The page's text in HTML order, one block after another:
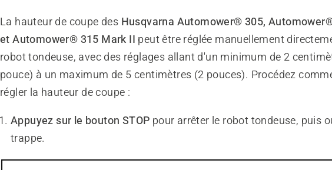
La hauteur de coupe des Husqvarna Automower® 305,
et Automower® 315 Mark II peut être réglée manuellement
robot tondeuse, avec des réglages allant d'un minimum de 2
pouce) à un maximum de 5 centimètres (2 pouces). Procédez
régler la hauteur de coupe :
Appuyez sur le bouton STOP pour arrêter le robot tondeuse, puis
trappe.